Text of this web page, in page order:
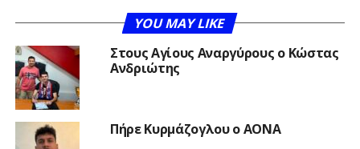
YOU MAY LIKE
Στους Αγίους Αναργύρους ο Κώστας
Ανδριώτης
Πήρε Κυρμάζογλου ο ΑΟΝΑ